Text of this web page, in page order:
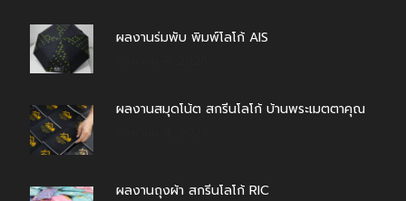
ผลงานร่มพับ พิมพ์โลโก้ AIS
ผลงานสมุดโน้ต สกรีนโลโก้ บ้านพระเมตตาคุณ
ผลงานถุงผ้า สกรีนโลโก้ RIC